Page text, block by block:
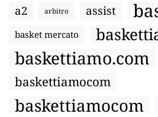
a2 arbitro assist
basket mercato
baskettiamo.com
baskettiamocom
baskettiamocom